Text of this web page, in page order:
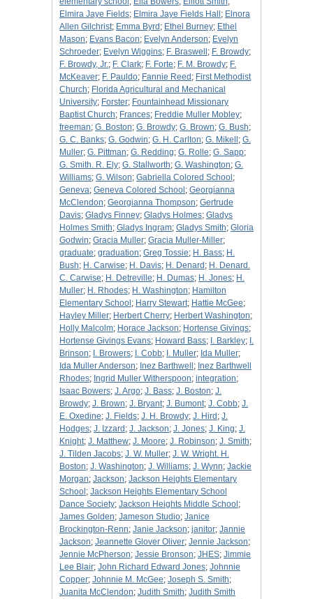
Elmira Jaye Fields; Elmira Jaye Fields Hall ; Elnora
Allen Gilchrist; Emma Byrd ; Ethel Burney; Ethel
Mason; Evans Bacon; Evelyn Anderson; Evelyn
Schroeder; Evelyn Wiggins; F. Braswell ; F. Browdy;
F. Browdy, Jr.; F. Clark; F. Forte; F. M. Browdy; F.
McKeaver; F. Pauldo; Fannie Reed ; First Methodist
Church; Florida Agricultural and Mechanical
University; Forster; Fountainhead Missionary
Baptist Church; Frances; Freddie Muller Mobley;
freeman; G. Boston; G. Browdy; G. Brown; G. Bush;
G. C. Banks; G. Godwin; G. H. Carlton; G. Mikell ; G.
Muller; G. Pittman; G. Redding; G. Rolle; G. Sapp;
G. Smith. R. Ely; G. Stallworth; G. Washington; G.
Williams; G. Wilson; Gabriella Colored School ;
Geneva; Geneva Colored School ; Georgianna
McClendon; Georgianna Thompson; Gertrude
Davis; Gladys Finney; Gladys Holmes; Gladys
Holmes Smith; Gladys Ingram; Gladys Smith; Gloria
Godwin; Gracia Muller; Gracia Muller-Miller;
graduate; graduation; Greg Tossie; H. Bass; H.
Bush; H. Carwise; H. Davis; H. Denard ; H. Denard.
C. Carwise; H. Detreville; H. Dumas; H. Jones; H.
Muller; H. Rhodes; H. Washington; Hamilton
Elementary School ; Harry Stewart; Hattie McGee;
Hayley Miller; Herbert Cherry; Herbert Washington;
Holly Malcolm; Horace Jackson; Hortense Givings;
Hortense Givings Evans; Howard Bass; I. Barkley; I.
Brinson; I. Browers; I. Cobb; I. Muller; Ida Muller;
Ida Muller Anderson; Inez Barthwell ; Inez Barthwell
Rhodes; Ingrid Muller Witherspoon; integration;
Isaac Bowers; J. Argo; J. Bass; J. Boston; J.
Browdy; J. Brown; J. Bryant; J. Bumont; J. Cobb; J.
E. Oxedine; J. Fields; J. H. Browdy; J. Hird ; J.
Hodges; J. Izzard ; J. Jackson; J. Jones; J. King; J.
Knight; J. Matthew; J. Moore; J. Robinson; J. Smith;
J. Tilden Jacobs; J. W. Muller; J. W. Wright. H.
Boston; J. Washington; J. Williams; J. Wynn; Jackie
Morgan; Jackson; Jackson Heights Elementary
School ; Jackson Heights Elementary School
Dance Society; Jackson Heights Middle School ;
James Golden; Jameson Studio; Janice
Brockington-Renn; Janie Jackson; janitor; Jannie
Jackson; Jeannette Glover Oliver; Jennie Jackson;
Jennie McPherson; Jessie Bronson; JHES; Jimmie
Lee Blair; John Richard Edward Jones; Johnnie
Copper; Johnnie M. McGee; Joseph S. Smith;
Juanita McClendon; Judith Smith; Judith Smith